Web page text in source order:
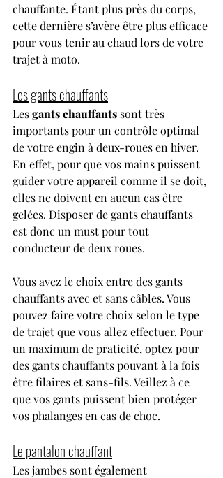
chauffante. Étant plus près du corps,
cette dernière s’avère être plus efficace
pour vous tenir au chaud lors de votre
trajet à moto.
Les gants chauffants
Les gants chauffants sont très
importants pour un contrôle optimal
de votre engin à deux-roues en hiver.
En effet, pour que vos mains puissent
guider votre appareil comme il se doit,
elles ne doivent en aucun cas être
gelées. Disposer de gants chauffants
est donc un must pour tout
conducteur de deux roues.
Vous avez le choix entre des gants
chauffants avec et sans câbles. Vous
pouvez faire votre choix selon le type
de trajet que vous allez effectuer. Pour
un maximum de praticité, optez pour
des gants chauffants pouvant à la fois
être filaires et sans-fils. Veillez à ce
que vos gants puissent bien protéger
vos phalanges en cas de choc.
Le pantalon chauffant
Les jambes sont également